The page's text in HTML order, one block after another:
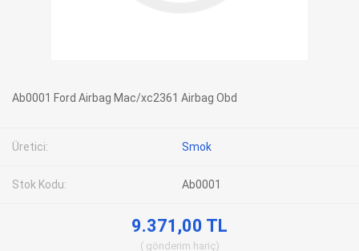
Ab0001 Ford Airbag Mac/xc2361 Airbag Obd
Üretici: Smok
Stok Kodu: Ab0001
9.371,00 TL
gönderim hariç